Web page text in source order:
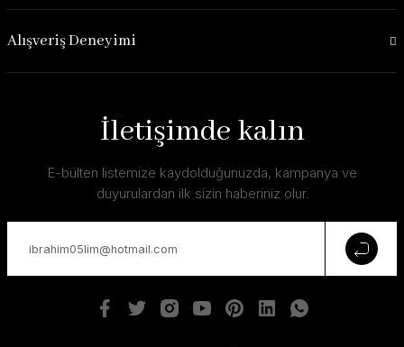
Alışveriş Deneyimi
İletişimde kalın
E-bülten listemize kaydolduğunuzda, kampanya ve
duyurulardan ilk sizin haberiniz olur.